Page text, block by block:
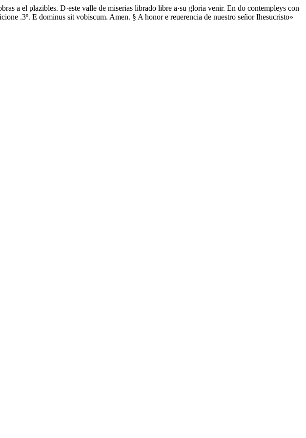
a el plazibles. D·este valle de miserias librado libre a·su gloria venir. En do contempleys con
.3º. E dominus sit vobiscum. Amen. § A honor e reuerencia de nuestro señor Ihesucristo»